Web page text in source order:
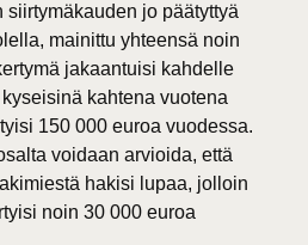
siirtymäkauden jo päätyttyä
mainittu yhteensä noin
jakaantuisi kahdelle
kahtena vuotena
150 000 euroa vuodessa.
voidaan arvioida, että
hakisi lupaa, jolloin
noin 30 000 euroa